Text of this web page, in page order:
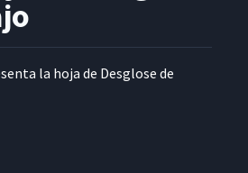
la hoja de Des­glose de
01:35
de Instrucción